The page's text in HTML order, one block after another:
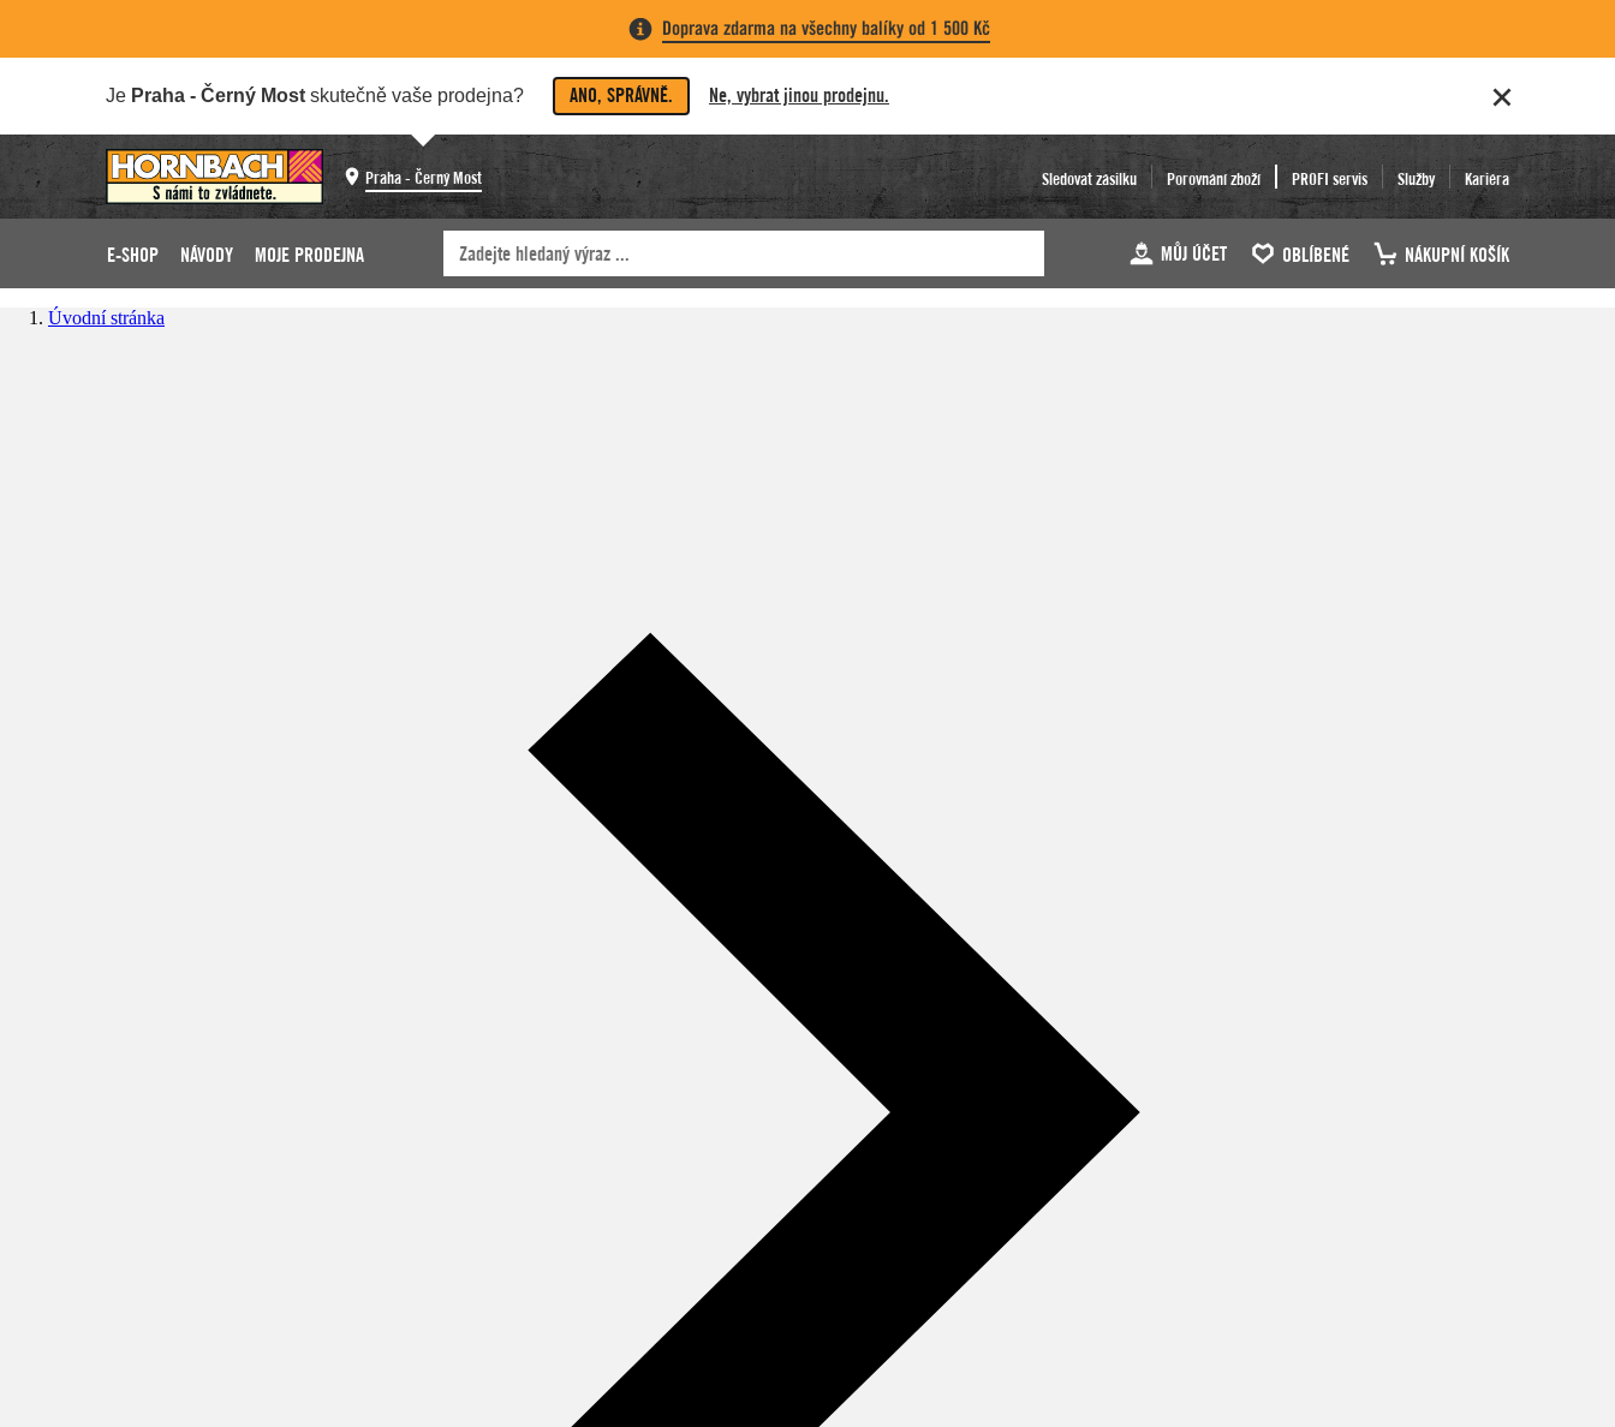
Doprava zdarma na všechny balíky od 1 500 Kč
Je Praha - Černý Most skutečně vaše prodejna? ANO, SPRÁVNĚ. Ne, vybrat jinou prodejnu.
Praha - Černý Most Sledovat zásilku Porovnání zboží PROFI servis Služby Kariéra
E-SHOP NÁVODY MOJE PRODEJNA MŮJ ÚČET OBLÍBENÉ NÁKUPNÍ KOŠÍK
Úvodní stránka